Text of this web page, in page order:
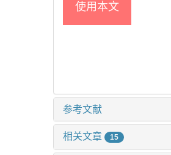
使用本文
参考文献
相关文章 15